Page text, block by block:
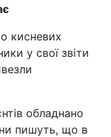
кисневих
у свої звіти
обладнано
пишуть, що в